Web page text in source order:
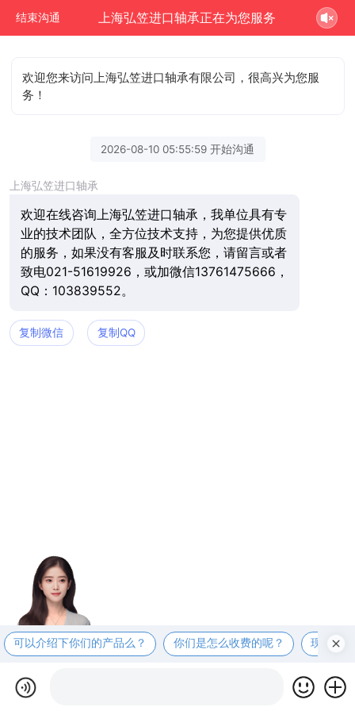
结束沟通 上海弘笠进口轴承正在为您服务
欢迎您来访问上海弘笠进口轴承有限公司，很高兴为您服
务！
2026-08-10 05:55:59 开始沟通
上海弘笠进口轴承
欢迎在线咨询上海弘笠进口轴承，我单位具有专
业的技术团队，全方位技术支持，为您提供优质
的服务，如果没有客服及时联系您，请留言或者
致电021-51619926，或加微信13761475666，
QQ：103839552。
复制微信 复制QQ
可以介绍下你们的产品么？ 你们是怎么收费的呢？ 现在有